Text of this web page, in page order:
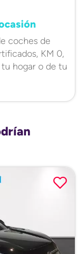
coches de
KM 0,
tu hogar o de tu